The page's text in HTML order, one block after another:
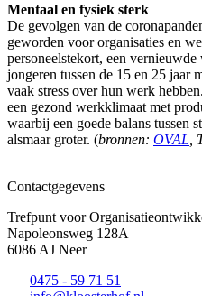
Mentaal en fysiek sterk
De gevolgen van de
geworden voor organisaties en
personeelstekort, een
jongeren tussen de 15 en 25 jaar
vaak stress over hun werk
een gezond werkklimaat met
waarbij een goede balans tussen
alsmaar groter. (bronnen: OVAL
Contactgegevens
Trefpunt voor
Napoleonsweg 128A
6086 AJ Neer
0475 - 59 71 51